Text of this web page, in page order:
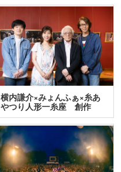
横内謙介×みょんふぁ×糸あ
やつり人形一糸座 創作
人…